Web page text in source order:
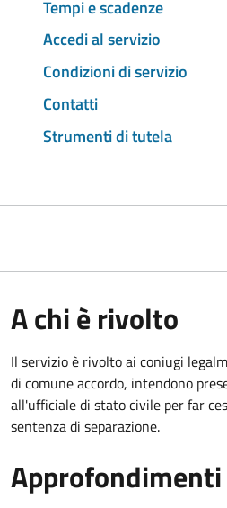
Tempi e scadenze
Accedi al servizio
Condizioni di servizio
Contatti
Strumenti di tutela
A chi è rivolto
Il servizio è rivolto ai coniugi
di comune accordo, intendono
all'ufficiale di stato civile per far
sentenza di separazione.
Approfondimenti